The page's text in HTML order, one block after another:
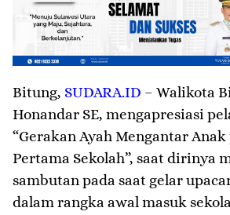
Bitung, SUDARA.ID – Walikota
Honandar SE, mengapresiasi
“Gerakan Ayah Mengantar
Pertama Sekolah”, saat dirinya
sambutan pada saat gelar
dalam rangka awal masuk